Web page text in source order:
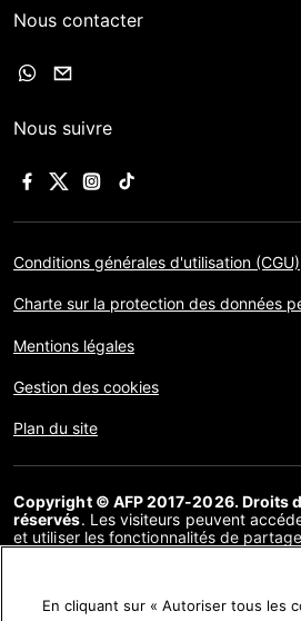
Nous contacter
Nous suivre
Conditions générales d'utilisation (CGU)
Charte sur la protection des données
Mentions légales
Gestion des cookies
Plan du site
Copyright © AFP 2017-2026. Droits
réservés. Les visiteurs peuvent
et utiliser les fonctionnalités de
communication au public, distribution
soit, sans licence spécifique signée
En cliquant sur « Autoriser tous les